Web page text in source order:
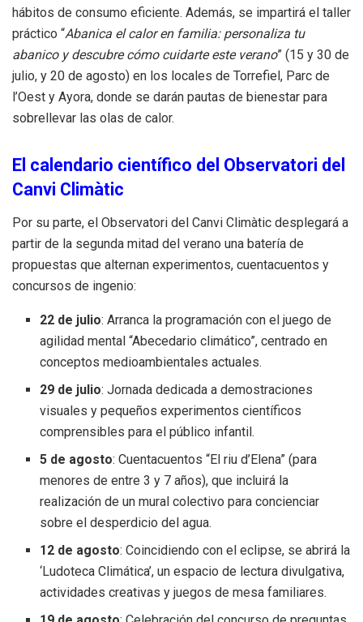
hábitos de consumo eficiente. Además, se impartirá el taller
práctico “Abanica el calor en familia: personaliza tu
abanico y descubre cómo cuidarte este verano” (15 y 30 de
julio, y 20 de agosto) en los locales de Torrefiel, Parc de
l’Oest y Ayora, donde se darán pautas de bienestar para
sobrellevar las olas de calor.
El calendario científico del Observatori del
Canvi Climàtic
Por su parte, el Observatori del Canvi Climàtic desplegará a
partir de la segunda mitad del verano una batería de
propuestas que alternan experimentos, cuentacuentos y
concursos de ingenio:
22 de julio: Arranca la programación con el juego de
agilidad mental “Abecedario climático”, centrado en
conceptos medioambientales actuales.
29 de julio: Jornada dedicada a demostraciones
visuales y pequeños experimentos científicos
comprensibles para el público infantil.
5 de agosto: Cuentacuentos “El riu d’Elena” (para
menores de entre 3 y 7 años), que incluirá la
realización de un mural colectivo para concienciar
sobre el desperdicio del agua.
12 de agosto: Coincidiendo con el eclipse, se abrirá la
‘Ludoteca Climática’, un espacio de lectura divulgativa,
actividades creativas y juegos de mesa familiares.